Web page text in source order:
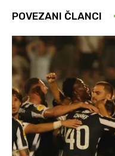
POVEZANI ČLANCI